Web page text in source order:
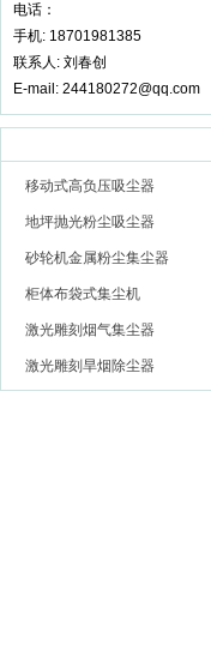
电话：
手机: 18701981385
联系人: 刘春创
E-mail: 244180272@qq.com
移动式高负压吸尘器
地坪抛光粉尘吸尘器
砂轮机金属粉尘集尘器
柜体布袋式集尘机
激光雕刻烟气集尘器
激光雕刻旱烟除尘器